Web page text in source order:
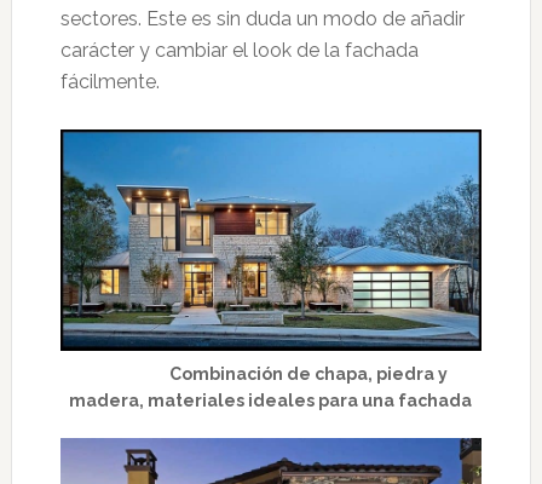
sectores. Este es sin duda un modo de añadir
carácter y cambiar el look de la fachada
fácilmente.
Combinación de chapa, piedra y
madera, materiales ideales para una fachada